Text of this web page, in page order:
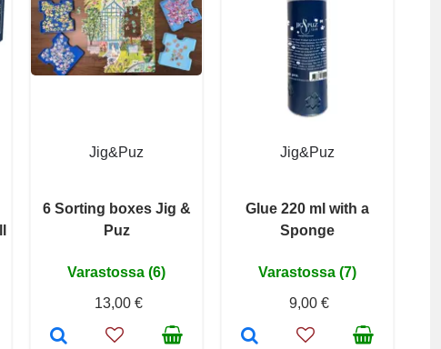
Jig&Puz
6 Sorting boxes Jig &
Puz
Varastossa (6)
13,00 €
Jig&Puz
Glue 220 ml with a
Sponge
Varastossa (7)
9,00 €